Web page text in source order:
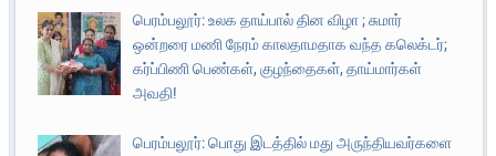
பெரம்பலூர்: உலக தாய்பால் தின விழா ; சுமார்
ஒன்றரை மணி நேரம் காலதாமதாக வந்த கலெக்டர்;
கர்ப்பிணி பெண்கள், குழந்தைகள், தாய்மார்கள்
அவதி!
பெரம்பலூர்: பொது இடத்தில் மது அருந்தியவர்களை